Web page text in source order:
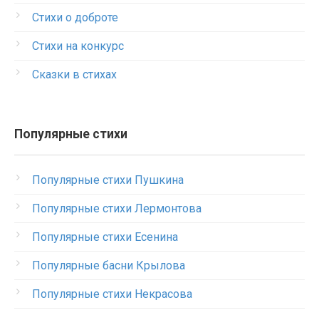
Стихи о доброте
Стихи на конкурс
Сказки в стихах
Популярные стихи
Популярные стихи Пушкина
Популярные стихи Лермонтова
Популярные стихи Есенина
Популярные басни Крылова
Популярные стихи Некрасова